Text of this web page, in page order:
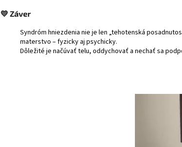
💛 Záver
Syndróm hniezdenia nie je len „tehotenská
materstvo – fyzicky aj psychicky.
Dôležité je načúvať telu, oddychovať a nechať sa